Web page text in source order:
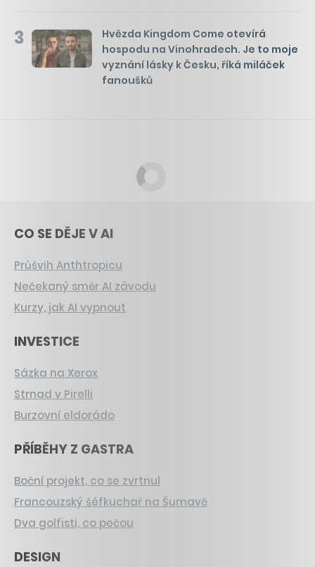
3
Hvězda Kingdom Come otevírá
hospodu na Vinohradech. Je to moje
vyznání lásky k Česku, říká miláček
fanoušků
CO SE DĚJE V AI
Průšvih Anthtropicu
Nečekaný směr AI závodu
Kurzy, jak AI vypnout
INVESTICE
Sázka na Xerox
Strnad v Pirelli
Burzovní eldorádo
PŘÍBĚHY Z GASTRA
Boční projekt, co se zvrtnul
Francouzský šéfkuchař na Šumavě
Dva golfisti, co pečou
DESIGN